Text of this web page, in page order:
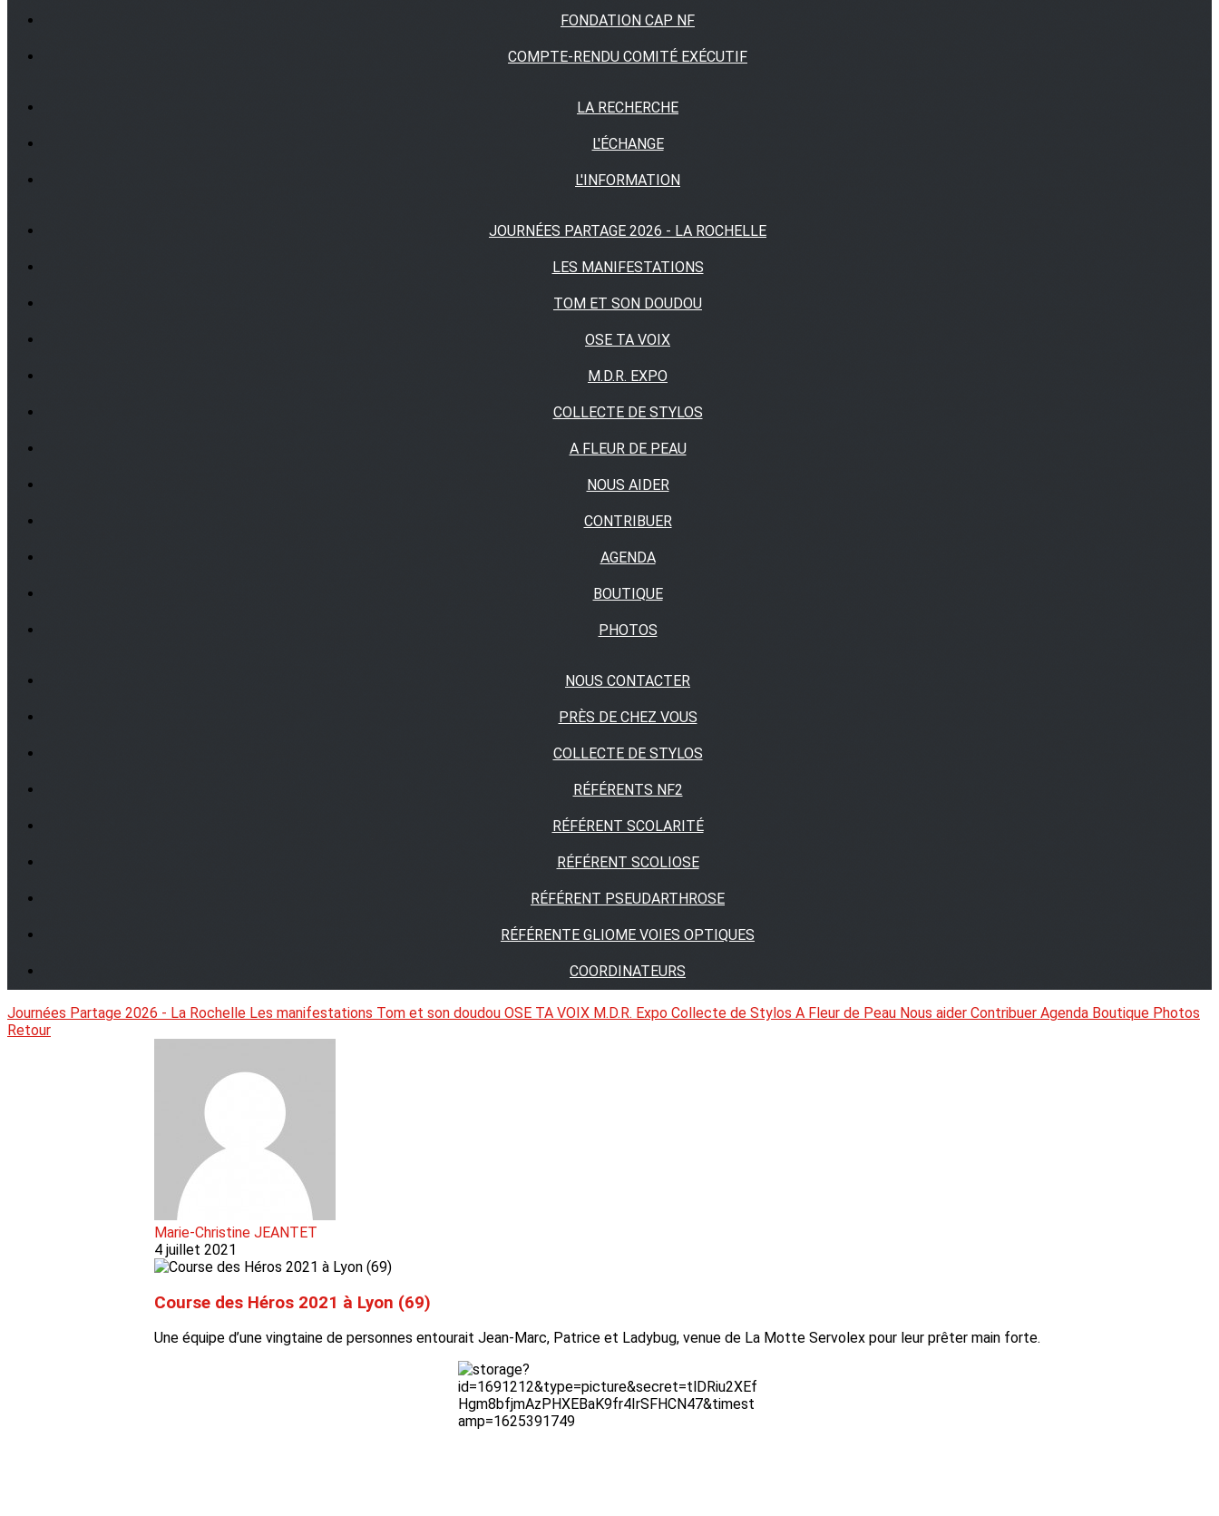
FONDATION CAP NF
COMPTE-RENDU COMITÉ EXÉCUTIF
LA RECHERCHE
L'ÉCHANGE
L'INFORMATION
JOURNÉES PARTAGE 2026 - LA ROCHELLE
LES MANIFESTATIONS
TOM ET SON DOUDOU
OSE TA VOIX
M.D.R. EXPO
COLLECTE DE STYLOS
A FLEUR DE PEAU
NOUS AIDER
CONTRIBUER
AGENDA
BOUTIQUE
PHOTOS
NOUS CONTACTER
PRÈS DE CHEZ VOUS
COLLECTE DE STYLOS
RÉFÉRENTS NF2
RÉFÉRENT SCOLARITÉ
RÉFÉRENT SCOLIOSE
RÉFÉRENT PSEUDARTHROSE
RÉFÉRENTE GLIOME VOIES OPTIQUES
COORDINATEURS
Journées Partage 2026 - La Rochelle Les manifestations Tom et son doudou OSE TA VOIX M.D.R. Expo Collecte de Stylos A Fleur de Peau Nous aider Contribuer Agenda Boutique Photos
Retour
Marie-Christine JEANTET
4 juillet 2021
Course des Héros 2021 à Lyon (69)
Une équipe d’une vingtaine de personnes entourait Jean-Marc, Patrice et Ladybug, venue de La Motte Servolex pour leur prêter main forte.